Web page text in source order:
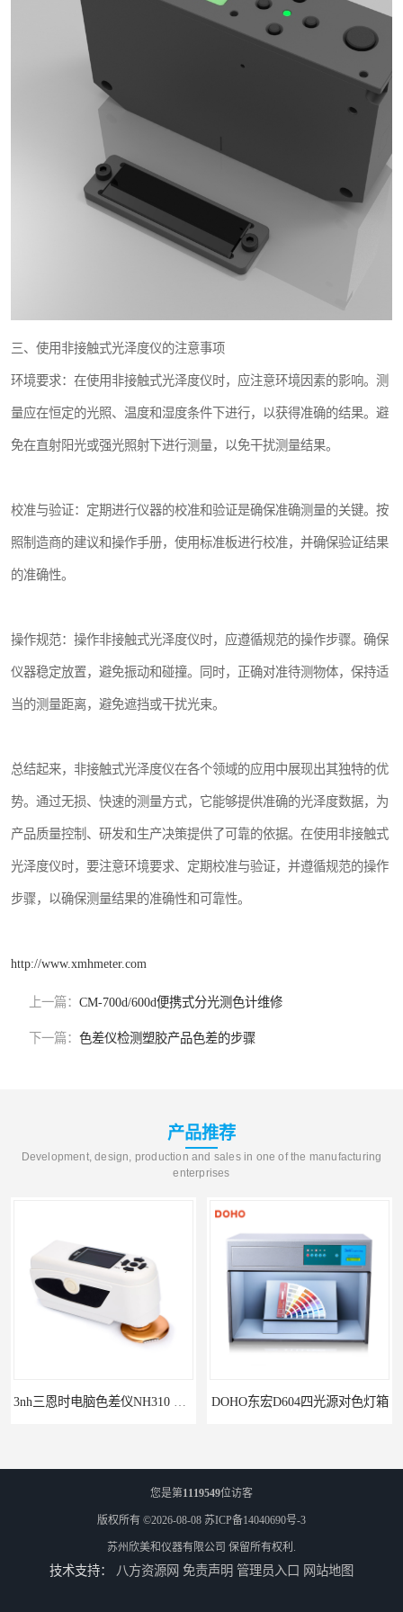
三、使用非接触式光泽度仪的注意事项
环境要求：在使用非接触式光泽度仪时，应注意环境因素的影响。测
量应在恒定的光照、温度和湿度条件下进行，以获得准确的结果。避
免在直射阳光或强光照射下进行测量，以免干扰测量结果。
校准与验证：定期进行仪器的校准和验证是确保准确测量的关键。按
照制造商的建议和操作手册，使用标准板进行校准，并确保验证结果
的准确性。
操作规范：操作非接触式光泽度仪时，应遵循规范的操作步骤。确保
仪器稳定放置，避免振动和碰撞。同时，正确对准待测物体，保持适
当的测量距离，避免遮挡或干扰光束。
总结起来，非接触式光泽度仪在各个领域的应用中展现出其独特的优
势。通过无损、快速的测量方式，它能够提供准确的光泽度数据，为
产品质量控制、研发和生产决策提供了可靠的依据。在使用非接触式
光泽度仪时，要注意环境要求、定期校准与验证，并遵循规范的操作
步骤，以确保测量结果的准确性和可靠性。
http://www.xmhmeter.com
上一篇： CM-700d/600d便携式分光测色计维修
下一篇： 色差仪检测塑胶产品色差的步骤
产品推荐
Development, design, production and sales in one of the manufacturing
enterprises
DOHO东宏D604四光源对色灯箱
您是第1119549位访客
版权所有 ©2026-08-08 苏ICP备14040690号-3
苏州欣美和仪器有限公司 保留所有权利.
技术支持： 八方资源网 免责声明 管理员入口 网站地图